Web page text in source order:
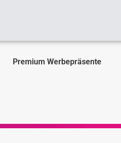
Premium Werbepräsente